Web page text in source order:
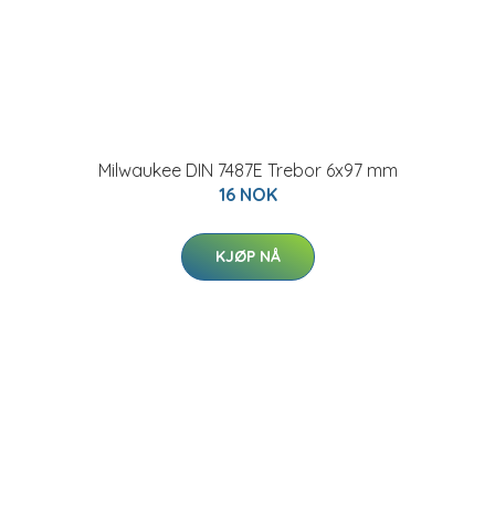
Milwaukee DIN 7487E Trebor 6x97 mm
16 NOK
KJØP NÅ